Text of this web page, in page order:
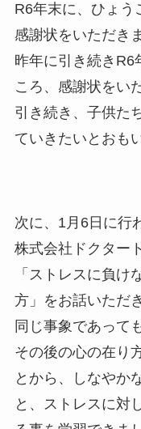
R6年末に、ひょう
感謝状をいただき
昨年に引き続きR6
ころ、感謝状をい
引き続き、子供た
ていきたいとおも
次に、1月6日に行
株式会社ドクター
「ストレスに負け
方」をお話いただ
同じ事象であって
その後の心の在り
とから、しなやか
と、ストレスに対